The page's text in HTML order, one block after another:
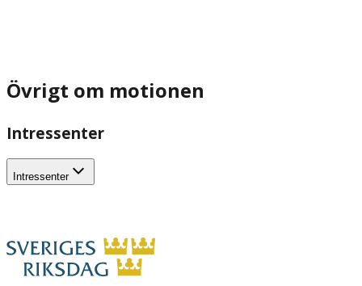
Övrigt om motionen
Intressenter
Intressenter